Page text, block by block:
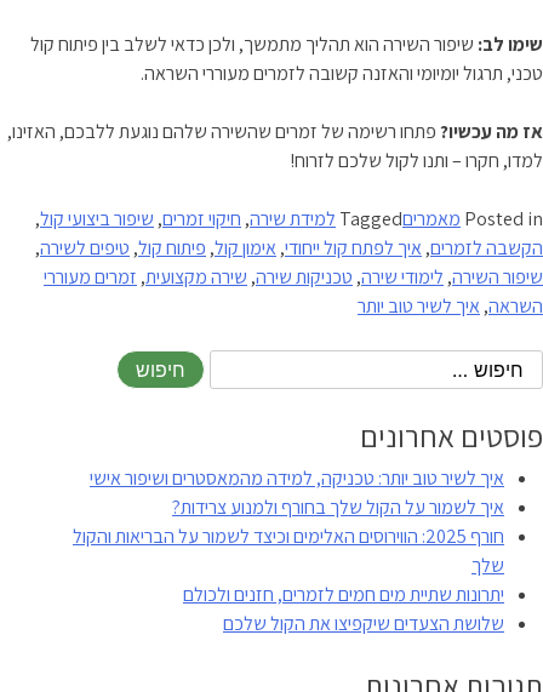
שימו לב: שיפור השירה הוא תהליך מתמשך, ולכן כדאי לשלב בין פיתוח קול
טכני, תרגול יומיומי והאזנה קשובה לזמרים מעוררי השראה.
אז מה עכשיו?פתחו רשימה של זמרים שהשירה שלהם נוגעת ללבכם, האזינו,
למדו, חקרו – ותנו לקול שלכם לזרוח!
Posted in מאמריםTagged למידת שירה, חיקוי זמרים, שיפור ביצועי קול,
הקשבה לזמרים, איך לפתח קול ייחודי, אימון קול, פיתוח קול, טיפים לשירה,
שיפור השירה, לימודי שירה, טכניקות שירה, שירה מקצועית, זמרים מעוררי
השראה, איך לשיר טוב יותר
פוסטים אחרונים
איך לשיר טוב יותר: טכניקה, למידה מהמאסטרים ושיפור אישי
איך לשמור על הקול שלך בחורף ולמנוע צרידות?
חורף 2025: הווירוסים האלימים וכיצד לשמור על הבריאות והקול
שלך
יתרונות שתיית מים חמים לזמרים, חזנים ולכולם
שלושת הצעדים שיקפיצו את הקול שלכם